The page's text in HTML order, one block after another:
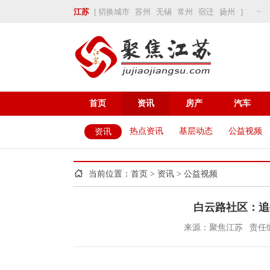
江苏 [ 切换城市 苏州 无锡 常州 宿迁 扬州 ] ~
首页 资讯 房产 汽车
资讯 热点资讯 基层动态 公益视频
当前位置： 首页 > 资讯 > 公益视频
白云路社区：
来源：聚焦江苏 责任